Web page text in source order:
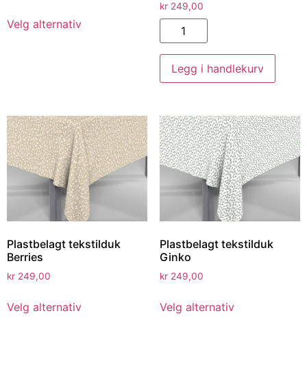
Velg alternativ
kr249,00
Legg i handlekurv
Plastbelagt tekstilduk
Berries
kr 249,00
Velg alternativ
Plastbelagt tekstilduk
Ginko
kr249,00
Velg alternativ